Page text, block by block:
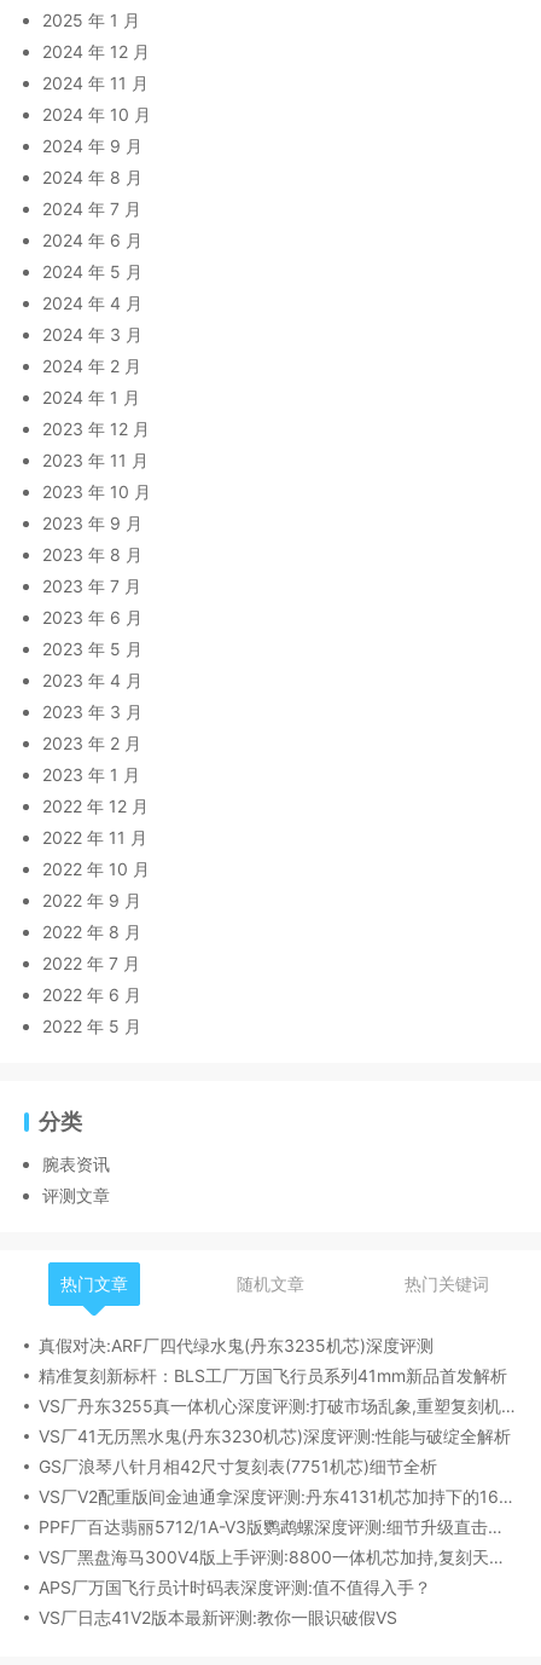
2025 年 1 月
2024 年 12 月
2024 年 11 月
2024 年 10 月
2024 年 9 月
2024 年 8 月
2024 年 7 月
2024 年 6 月
2024 年 5 月
2024 年 4 月
2024 年 3 月
2024 年 2 月
2024 年 1 月
2023 年 12 月
2023 年 11 月
2023 年 10 月
2023 年 9 月
2023 年 8 月
2023 年 7 月
2023 年 6 月
2023 年 5 月
2023 年 4 月
2023 年 3 月
2023 年 2 月
2023 年 1 月
2022 年 12 月
2022 年 11 月
2022 年 10 月
2022 年 9 月
2022 年 8 月
2022 年 7 月
2022 年 6 月
2022 年 5 月
分类
腕表资讯
评测文章
热门文章 随机文章 热门关键词
真假对决:ARF厂四代绿水鬼(丹东3235机芯)深度评测
精准复刻新标杆：BLS工厂万国飞行员系列41mm新品首发解析
VS厂丹东3255真一体机心深度评测:打破市场乱象,重塑复刻机芯新标杆​
VS厂41无历黑水鬼(丹东3230机芯)深度评测:性能与破绽全解析
GS厂浪琴八针月相42尺寸复刻表(7751机芯)细节全析
VS厂V2配重版间金迪通拿深度评测:丹东4131机芯加持下的165克精密之作​
PPF厂百达翡丽5712/1A-V3版鹦鹉螺深度评测:细节升级直击正品
VS厂黑盘海马300V4版上手评测:8800一体机芯加持,复刻天花板实至名归?
APS厂万国飞行员计时码表深度评测:值不值得入手？
VS厂日志41V2版本最新评测:教你一眼识破假VS